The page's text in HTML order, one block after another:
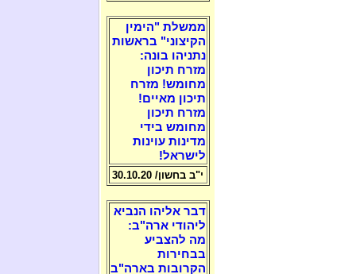
ממשלת "הימין
הקיצוני" בראשות
נתניהו בונה:
מזרח תיכון
מחומש! מזרח
תיכון מאיים!
מזרח תיכון
מחומש בידי
מדינות עוינות
לישראל!
י"ב בחשון/ 30.10.20
דבר אליהו הנביא
ליהודי ארה"ב:
מה להצביע
בבחירות
הקרובות בארה"ב